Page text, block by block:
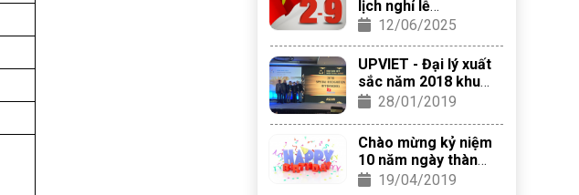
lịch nghỉ lễ
2/9/2020
12/06/2025
UPVIET - Đại lý xuất
sắc năm 2018 khu
vực Asia Pacific
28/01/2019
Chào mừng kỷ niệm
10 năm ngày thành
lập Công ty TNHH
19/04/2019